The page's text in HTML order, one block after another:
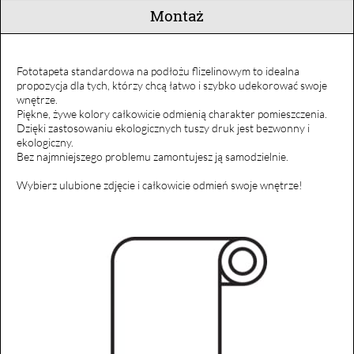
Montaż
Fototapeta standardowa na podłożu flizelinowym to idealna
propozycja dla tych, którzy chcą łatwo i szybko udekorować swoje
wnętrze.
Piękne, żywe kolory całkowicie odmienią charakter pomieszczenia.
Dzięki zastosowaniu ekologicznych tuszy druk jest bezwonny i
ekologiczny.
Bez najmniejszego problemu zamontujesz ją samodzielnie.
Wybierz ulubione zdjęcie i całkowicie odmień swoje wnętrze!